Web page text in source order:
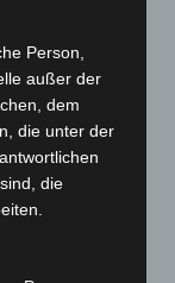
Person,
außer der
dem
die unter der
die